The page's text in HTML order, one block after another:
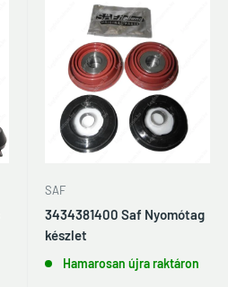
SAF
3434381400 Saf Nyomótag
készlet
Hamarosan újra raktáron